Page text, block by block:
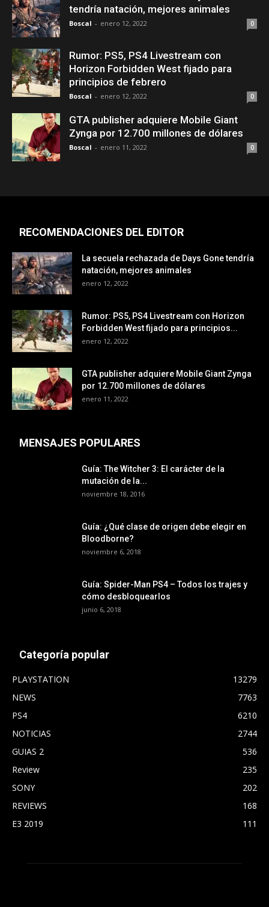
tendría natación, mejores animales
Boscal - enero 12, 2022 0
Rumor: PS5, PS4 Livestream con
Horizon Forbidden West fijado para
principios de febrero
Boscal - enero 12, 2022 0
GTA publisher adquiere Mobile Giant
Zynga por 12.700 millones de dólares
Boscal - enero 11, 2022 0
RECOMENDACIONES DEL EDITOR
La secuela rechazada de Days Gone tendría
natación, mejores animales
enero 12, 2022
Rumor: PS5, PS4 Livestream con Horizon
Forbidden West fijado para principios...
enero 12, 2022
GTA publisher adquiere Mobile Giant Zynga
por 12.700 millones de dólares
enero 11, 2022
MENSAJES POPULARES
Guía: The Witcher 3: El carácter de la
mutación de la...
noviembre 18, 2016
Guía: ¿Qué clase de origen debe elegir en
Bloodborne?
noviembre 6, 2018
Guía: Spider-Man PS4 – Todos los trajes y
cómo desbloquearlos
junio 6, 2018
Categoría popular
PLAYSTATION
13279
NEWS
7763
PS4
6210
NOTICIAS
2744
GUIAS 2
536
Review
235
SONY
202
REVIEWS
168
E3 2019
111